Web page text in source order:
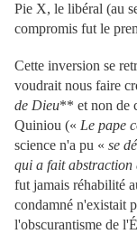
Pie X, le libéral (au
compromis fut le
Cette inversion se
voudrait nous faire
de Dieu** et non de
Quiniou (« Le pape
science n'a pu « se
qui a fait abstraction
fut jamais réhabilité
condamné n'existait
l'obscurantisme de